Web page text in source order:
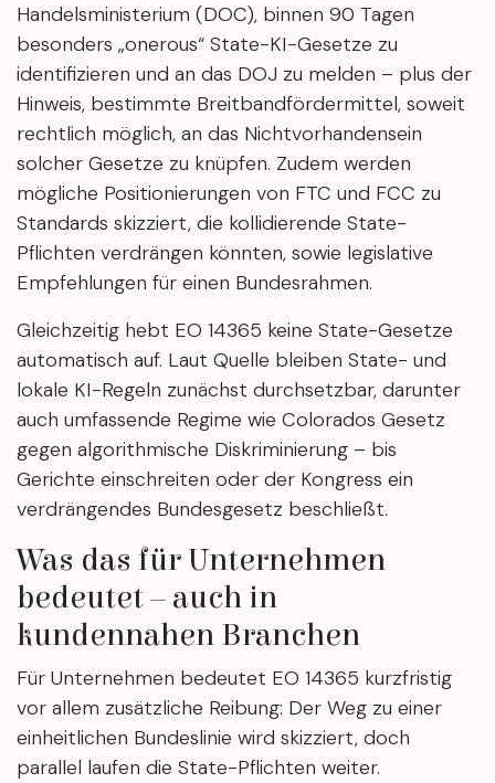
Handelsministerium (DOC), binnen 90 Tagen
besonders „onerous“ State-KI-Gesetze zu
identifizieren und an das DOJ zu melden – plus der
Hinweis, bestimmte Breitbandfördermittel, soweit
rechtlich möglich, an das Nichtvorhandensein
solcher Gesetze zu knüpfen. Zudem werden
mögliche Positionierungen von FTC und FCC zu
Standards skizziert, die kollidierende State-
Pflichten verdrängen könnten, sowie legislative
Empfehlungen für einen Bundesrahmen.
Gleichzeitig hebt EO 14365 keine State-Gesetze
automatisch auf. Laut Quelle bleiben State- und
lokale KI-Regeln zunächst durchsetzbar, darunter
auch umfassende Regime wie Colorados Gesetz
gegen algorithmische Diskriminierung – bis
Gerichte einschreiten oder der Kongress ein
verdrängendes Bundesgesetz beschließt.
Was das für Unternehmen
bedeutet – auch in
kundennahen Branchen
Für Unternehmen bedeutet EO 14365 kurzfristig
vor allem zusätzliche Reibung: Der Weg zu einer
einheitlichen Bundeslinie wird skizziert, doch
parallel laufen die State-Pflichten weiter.